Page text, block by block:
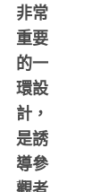
非常
重要
的一
環設
計，
是誘
導參